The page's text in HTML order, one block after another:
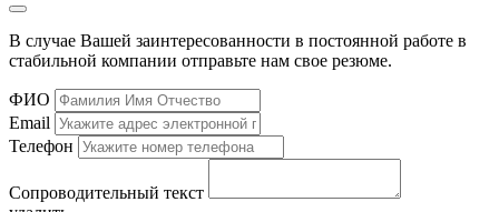
В случае Вашей заинтересованности в постоянной работе в
стабильной компании отправьте нам свое резюме.
ФИО
Email
Телефон
Сопроводительный текст